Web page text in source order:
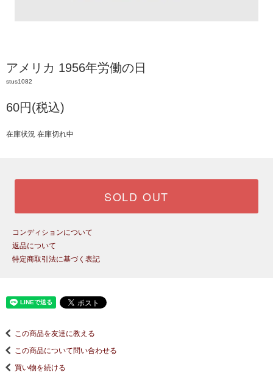
アメリカ 1956年労働の日
stus1082
60円(税込)
在庫状況 在庫切れ中
SOLD OUT
コンディションについて
返品について
特定商取引法に基づく表記
この商品を友達に教える
この商品について問い合わせる
買い物を続ける